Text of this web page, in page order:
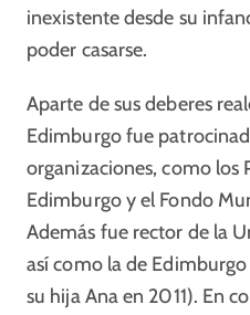
inexistente desde su
poder casarse.
Aparte de sus deberes
Edimburgo fue
organizaciones, como los
Edimburgo y el Fondo
Además fue rector de la
así como la de
su hija Ana en 2011). En